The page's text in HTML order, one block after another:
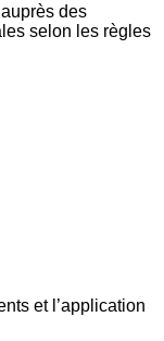
des
selon les règles
et l’application